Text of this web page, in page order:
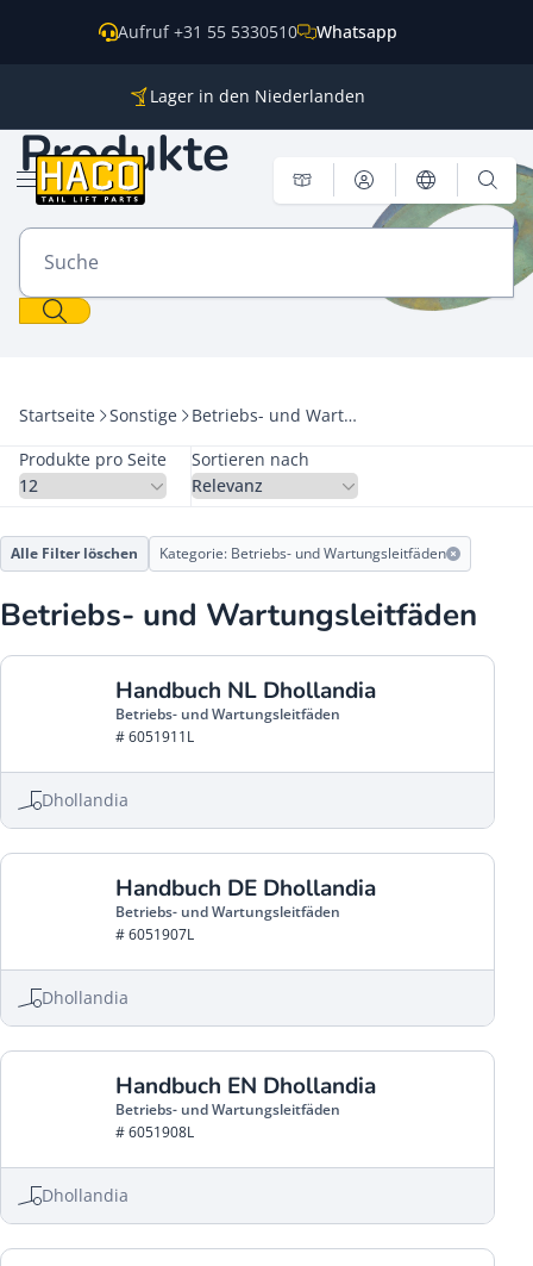
Lager in den Niederlanden
Weltweite Versendung
Aufruf +31 55 5330510 Whatsapp
Menü öffnen
Produkte
Suche
Startseite Sonstige
Betriebs- und Wartungsleitfäden
Produkte pro Seite
Sortieren nach
Alle Filter löschen Kategorie: Betriebs- und Wartungsleitfäden
Betriebs- und Wartungsleitfäden
Handbuch NL Dhollandia
Betriebs- und Wartungsleitfäden
# 6051911L
Dhollandia
Handbuch DE Dhollandia
Betriebs- und Wartungsleitfäden
# 6051907L
Dhollandia
Handbuch EN Dhollandia
Betriebs- und Wartungsleitfäden
# 6051908L
Dhollandia